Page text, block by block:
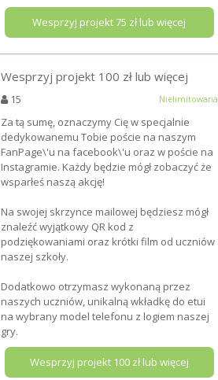
Wesprzyj projekt75 zł lub więcej
Wesprzyj projekt 100 zł lub więcej
15 Nielimitowana
Za tą sumę, oznaczymy Cię w specjalnie
dedykowanemu Tobie poście na naszym
FanPage\'u na facebook\'u oraz w poście na
Instagramie. Każdy będzie mógł zobaczyć że
wsparłeś naszą akcję!
Na swojej skrzynce mailowej będziesz mógł
znaleźć wyjątkowy QR kod z
podziękowaniami oraz krótki film od uczniów
naszej szkoły.
Dodatkowo otrzymasz wykonaną przez
naszych uczniów, unikalną wkładkę do etui
na wybrany model telefonu z logiem naszej
gry.
Wesprzyj projekt 100zł lub więcej